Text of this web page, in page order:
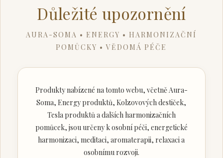
Důležité upozornění
AURA-SOMA • ENERGY • HARMONIZAČNÍ
POMŮCKY • VĚDOMÁ PÉČE
Produkty nabízené na tomto webu, včetně Aura-
Soma, Energy produktů, Kolzovových destiček,
Tesla produktů a dalších harmonizačních
pomůcek, jsou určeny k osobní péči, energetické
harmonizaci, meditaci, aromaterapii, relaxaci a
osobnímu rozvoji.